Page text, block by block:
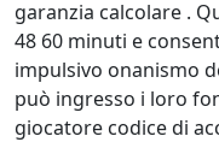
garanzia calcolare .
48 60 minuti e
impulsivo onanismo
può ingresso i loro
giocatore codice di